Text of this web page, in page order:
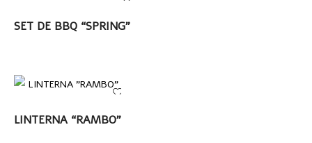
LEER MÁS
SET DE BBQ “SPRING”
LEER MÁS
LINTERNA “RAMBO”